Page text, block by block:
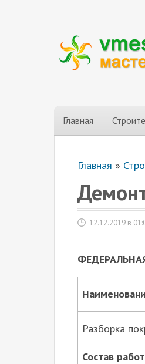
Главная
Главная »
12.12.2019 в
Разборка
Состав работ